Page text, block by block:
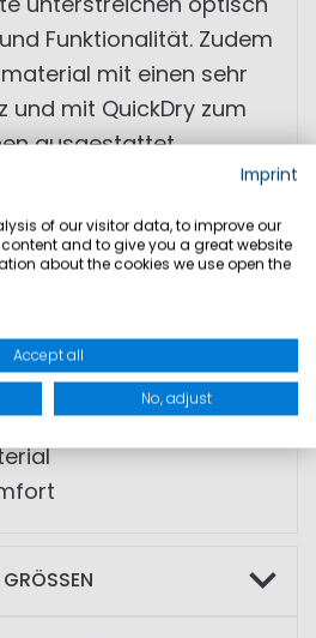
Funktionalität. Zudem
mit einen sehr
und mit QuickDry zum
ausgestattet.
auf dem Rücken
Sonnenstrahlung
GRÖSSEN
Imprint
of our visitor data, to improve our
and to give you a great website
about the cookies we use open the
Accept all
No, adjust